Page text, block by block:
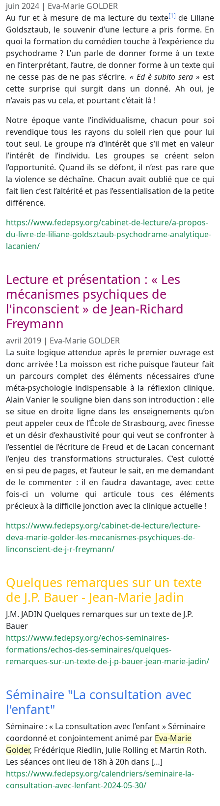
juin 2024 | Eva-Marie GOLDER
Au fur et à mesure de ma lecture du texte[1] de Liliane
Goldsztaub, le souvenir d’une lecture a pris forme. En
quoi la formation du comédien touche à l’expérience du
psychodrame ? L’un parle de donner forme à un texte
en l’interprétant, l’autre, de donner forme à un texte qui
ne cesse pas de ne pas s’écrire. « Ed è subito sera » est
cette surprise qui surgit dans un donné. Ah oui, je
n’avais pas vu cela, et pourtant c’était là !
Notre époque vante l’individualisme, chacun pour soi
revendique tous les rayons du soleil rien que pour lui
tout seul. Le groupe n’a d’intérêt que s’il met en valeur
l’intérêt de l’individu. Les groupes se créent selon
l’opportunité. Quand ils se défont, il n’est pas rare que
la violence se déchaîne. Chacun avait oublié que ce qui
fait lien c’est l’altérité et pas l’essentialisation de la petite
différence.
https://www.fedepsy.org/cabinet-de-lecture/a-propos-
du-livre-de-liliane-goldsztaub-psychodrame-analytique-
lacanien/
Lecture et présentation : « Les
mécanismes psychiques de
l'inconscient » de Jean-Richard
Freymann
avril 2019 | Eva-Marie GOLDER
La suite logique attendue après le premier ouvrage est
donc arrivée ! La moisson est riche puisque l’auteur fait
un parcours complet des éléments nécessaires d’une
méta-psychologie indispensable à la réflexion clinique.
Alain Vanier le souligne bien dans son introduction : elle
se situe en droite ligne dans les enseignements qu’on
peut appeler ceux de l’École de Strasbourg, avec finesse
et un désir d’exhaustivité pour qui veut se confronter à
l’essentiel de l’écriture de Freud et de Lacan concernant
l’enjeu des transformations structurales. C’est culotté
en si peu de pages, et l’auteur le sait, en me demandant
de le commenter : il en faudra davantage, avec cette
fois-ci un volume qui articule tous ces éléments
précieux à la difficile jonction avec la clinique actuelle !
https://www.fedepsy.org/cabinet-de-lecture/lecture-
deva-marie-golder-les-mecanismes-psychiques-de-
linconscient-de-j-r-freymann/
Quelques remarques sur un texte
de J.P. Bauer - Jean-Marie Jadin
J.M. JADIN Quelques remarques sur un texte de J.P.
Bauer
https://www.fedepsy.org/echos-seminaires-
formations/echos-des-seminaires/quelques-
remarques-sur-un-texte-de-j-p-bauer-jean-marie-jadin/
Séminaire "La consultation avec
l'enfant"
Séminaire : « La consultation avec l’enfant » Séminaire
coordonné et conjointement animé par Eva-Marie
Golder, Frédérique Riedlin, Julie Rolling et Martin Roth.
Les séances ont lieu de 18h à 20h dans […]
https://www.fedepsy.org/calendriers/seminaire-la-
consultation-avec-lenfant-2024-05-30/